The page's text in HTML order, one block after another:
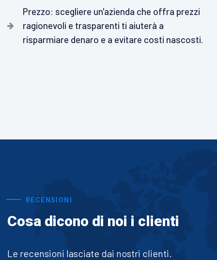
Prezzo: scegliere un'azienda che offra prezzi
ragionevoli e trasparenti ti aiuterà a
risparmiare denaro e a evitare costi nascosti.
RECENSIONI
Cosa dicono di noi i clienti
Le recensioni lasciate dai nostri clienti.